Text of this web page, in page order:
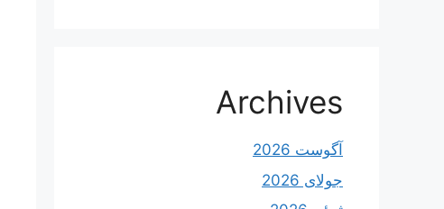
Archives
آگوست 2026
جولای 2026